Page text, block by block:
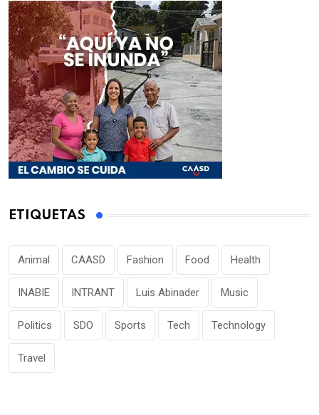
ETIQUETAS
Animal CAASD Fashion Food Health
INABIE INTRANT Luis Abinader Music
Politics SDO Sports Tech Technology
Travel